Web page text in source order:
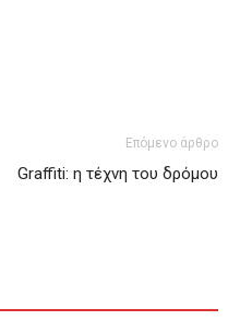
Επόμενο άρθρο
Graffiti: η τέχνη του δρόμου